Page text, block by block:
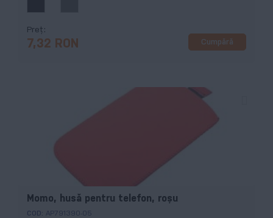
Preț
7,32 RON Cumpără
Momo, husă pentru telefon, roșu
COD: AP791390-05